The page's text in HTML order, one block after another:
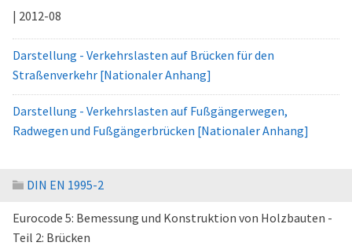
| 2012-08
Darstellung - Verkehrslasten auf Brücken für den
Straßenverkehr [Nationaler Anhang]
Darstellung - Verkehrslasten auf Fußgängerwegen,
Radwegen und Fußgängerbrücken [Nationaler Anhang]
DIN EN 1995-2
Eurocode 5: Bemessung und Konstruktion von Holzbauten -
Teil 2: Brücken